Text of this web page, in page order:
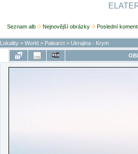
Seznam alb Nejnovější obrázky Poslední
Lokality> World> Palearct> Ukrajina - Krym